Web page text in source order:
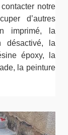
notre
d’autres
imprimé, la
désactivé, la
époxy, la
la peinture